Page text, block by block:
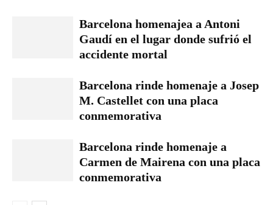
Barcelona homenajea a Antoni
Gaudí en el lugar donde sufrió el
accidente mortal
Barcelona rinde homenaje a Josep
M. Castellet con una placa
conmemorativa
Barcelona rinde homenaje a
Carmen de Mairena con una placa
conmemorativa